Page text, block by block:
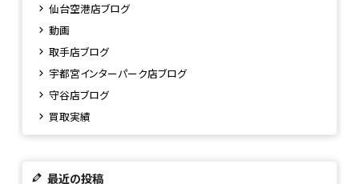
仙台空港店ブログ
動画
取手店ブログ
宇都宮インターパーク店ブログ
守谷店ブログ
買取実績
最近の投稿